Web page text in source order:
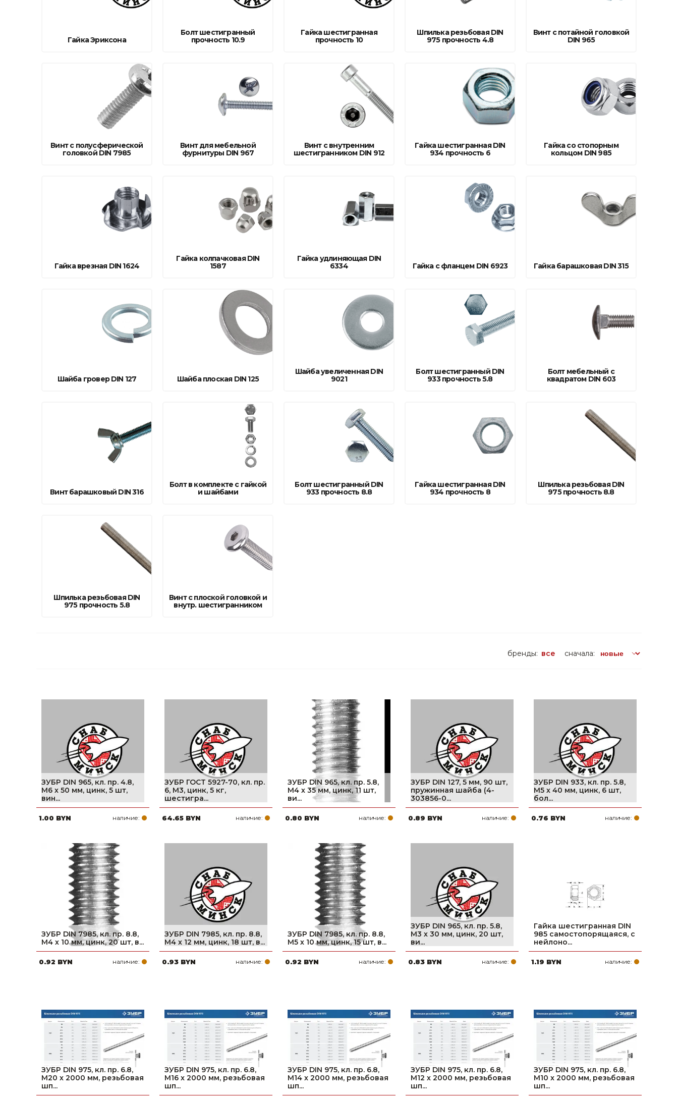
Строительное оборудование
Сварочное оборудование и материалы
Средства индивидуальной защиты и спецодежда
Хранение инструмента (ящики, сумки, пояса, тележки)
Нагреватели и осушители воздуха
Очистители (мойки) высокого давления
Крепеж и фурнитура
Ручной инструмент
Автомобильные товары, инструменты
Резинотехнические, асбестовые изделия, каболка
Дистилляторы
Чашечные кормушки
Гайка Эриксона
Болт шестигранный
прочность 10.9
Гайка шестигранная
прочность 10
Шпилька резьбовая DIN
975 прочность 4.8
Винт с потайной головкой
DIN 965
Винт с полусферической
головкой DIN 7985
Винт для мебельной
фурнитуры DIN 967
Винт с внутренним
шестигранником DIN 912
Гайка шестигранная DIN
934 прочность 6
Гайка со стопорным
кольцом DIN 985
Гайка врезная DIN 1624
Гайка колпачковая DIN
1587
Гайка удлиняющая DIN
6334
Гайка с фланцем DIN 6923 Гайка барашковая DIN 315
Шайба гровер DIN 127 Шайба плоская DIN 125
Шайба увеличенная DIN
9021
Болт шестигранный DIN
933 прочность 5.8
Болт мебельный с
квадратом DIN 603
Винт барашковый DIN 316
Болт в комплекте с гайкой
и шайбами
Болт шестигранный DIN
933 прочность 8.8
Гайка шестигранная DIN
934 прочность 8
Шпилька резьбовая DIN
975 прочность 8.8
Шпилька резьбовая DIN
975 прочность 5.8
Винт с плоской головкой и
внутр. шестигранником
сначала:
бренды: все
ЗУБР DIN 965, кл. пр. 4.8,
M6 х 50 мм, цинк, 5 шт,
вин...
1.00 BYN наличие:
ЗУБР ГОСТ 5927-70, кл. пр.
6, M3, цинк, 5 кг,
шестигра...
64.65 BYN наличие:
ЗУБР DIN 965, кл. пр. 5.8,
M4 х 35 мм, цинк, 11 шт,
ви...
0.80 BYN наличие:
ЗУБР DIN 127, 5 мм, 90 шт,
пружинная шайба (4-
303856-0...
0.89 BYN наличие:
ЗУБР DIN 933, кл. пр. 5.8,
M5 х 40 мм, цинк, 6 шт,
бол...
0.76 BYN наличие:
ЗУБР DIN 7985, кл. пр. 8.8,
M4 х 10 мм, цинк, 20 шт, в...
0.92 BYN наличие:
ЗУБР DIN 7985, кл. пр. 8.8,
M4 х 12 мм, цинк, 18 шт, в...
0.93 BYN наличие:
ЗУБР DIN 7985, кл. пр. 8.8,
M5 х 10 мм, цинк, 15 шт, в...
0.92 BYN наличие:
ЗУБР DIN 965, кл. пр. 5.8,
M3 х 30 мм, цинк, 20 шт,
ви...
0.83 BYN наличие:
Гайка шестигранная DIN
985 самостопорящаяся, с
нейлоно...
1.19 BYN наличие:
ЗУБР DIN 975, кл. пр. 6.8,
М20 x 2000 мм, резьбовая
шп...
ЗУБР DIN 975, кл. пр. 6.8,
М16 x 2000 мм, резьбовая
шп...
ЗУБР DIN 975, кл. пр. 6.8,
М14 x 2000 мм, резьбовая
шп...
ЗУБР DIN 975, кл. пр. 6.8,
М12 x 2000 мм, резьбовая
шп...
ЗУБР DIN 975, кл. пр. 6.8,
М10 x 2000 мм, резьбовая
шп...